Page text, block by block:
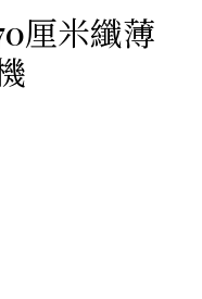
厘米纖薄